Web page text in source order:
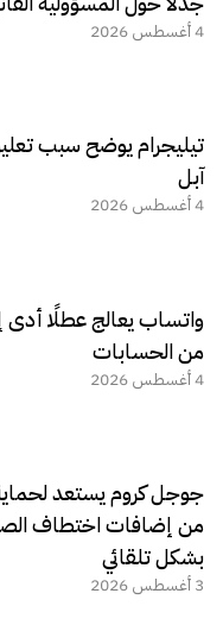
4 أغسطس 2026
تيليجرام يوضح سبب
آبل
4 أغسطس 2026
واتساب يعالج عطلًا أدى
من الحسابات
4 أغسطس 2026
جوجل كروم يستعد
من إضافات اختطاف
بشكل تلقائي
3 أغسطس 2026